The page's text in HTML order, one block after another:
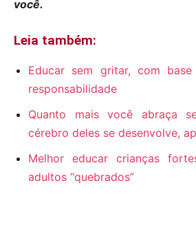
você.
Leia também:
Educar sem gritar, com
responsabilidade
Quanto mais você abraça
cérebro deles se desenvolve,
Melhor educar crianças
adultos “quebrados”